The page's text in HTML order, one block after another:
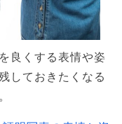
良くする表情や姿
しておきたくなる